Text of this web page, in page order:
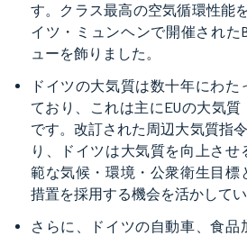
す。クラス最高の空気循環性能
イツ・ミュンヘンで開催された
ューを飾りました。
ドイツの大気質は数十年にわ
ており、これは主にEUの大気
です。改訂された周辺大気質指
り、ドイツは大気質を向上さ
範な気候・環境・公衆衛生目標
措置を採用する機会を活かしてい
さらに、ドイツの自動車、食品